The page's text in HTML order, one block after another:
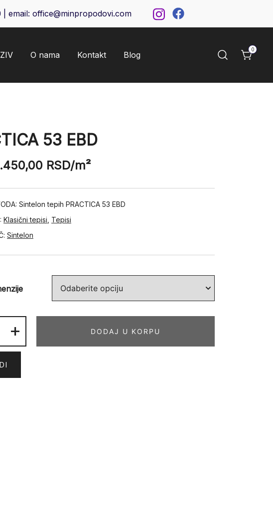
| email: office@minpropodovi.com
O nama Kontakt Blog
0
53 EBD
RSD/m²
Sintelon tepih PRACTICA 53 EBD
Klasični tepisi Tepisi
Sintelon
+ DODAJ U KORPU